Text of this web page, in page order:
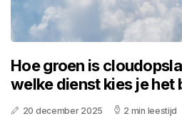
Hoe groen is
welke dienst kies je het
20 december 2025 2 min leestijd